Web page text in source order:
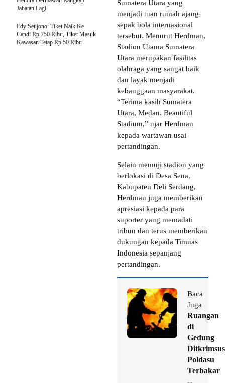
Sumatera Utara yang
menjadi tuan rumah ajang
sepak bola internasional
tersebut. Menurut Herdman,
Stadion Utama Sumatera
Utara merupakan fasilitas
olahraga yang sangat baik
dan layak menjadi
kebanggaan masyarakat.
“Terima kasih Sumatera
Utara, Medan. Beautiful
Stadium,” ujar Herdman
kepada wartawan usai
pertandingan.
Selain memuji stadion yang
berlokasi di Desa Sena,
Kabupaten Deli Serdang,
Herdman juga memberikan
apresiasi kepada para
suporter yang memadati
tribun dan terus memberikan
dukungan kepada Timnas
Indonesia sepanjang
pertandingan.
Baca
Juga
Ruangan
di
Gedung
Ditkrimsus
Poldasu
Terbakar
Jabatan Lagi
Edy Setijono: Tiket Naik Ke
Candi Rp 750 Ribu, Tiket Masuk
Kawasan Tetap Rp 50 Ribu